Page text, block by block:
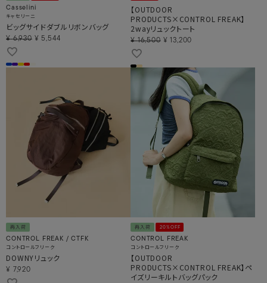
Casselini
キャセリーニ
ビッグサイドダブルリボンバッグ
¥ 6,930 ¥ 5,544
【OUTDOOR
PRODUCTS×CONTROL FREAK】
2wayリュックトート
¥ 16,500 ¥ 13,200
再入荷
CONTROL FREAK / CTFK
コントロールフリーク
DOWNYリュック
¥ 7,920
再入荷 20%OFF
CONTROL FREAK
コントロールフリーク
【OUTDOOR
PRODUCTS×CONTROL FREAK】ペ
イズリーキルトバッグパック